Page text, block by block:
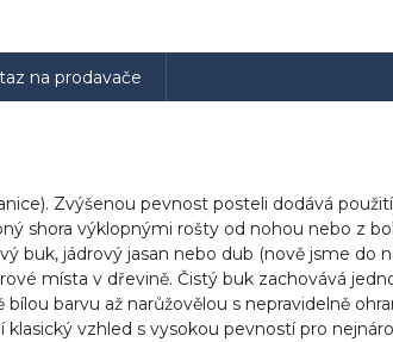
na prodavače
Zvýšenou pevnost posteli dodává
shora výklopnými rošty od nohou nebo z
buk, jádrový jasan nebo dub (nově jsme do
místa v dřevině. Čistý buk zachovává
barvu až narůžovělou s nepravidelně
vzhled s vysokou pevností pro